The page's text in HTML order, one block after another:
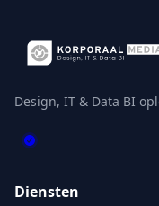
Design, IT & Data BI
Diensten